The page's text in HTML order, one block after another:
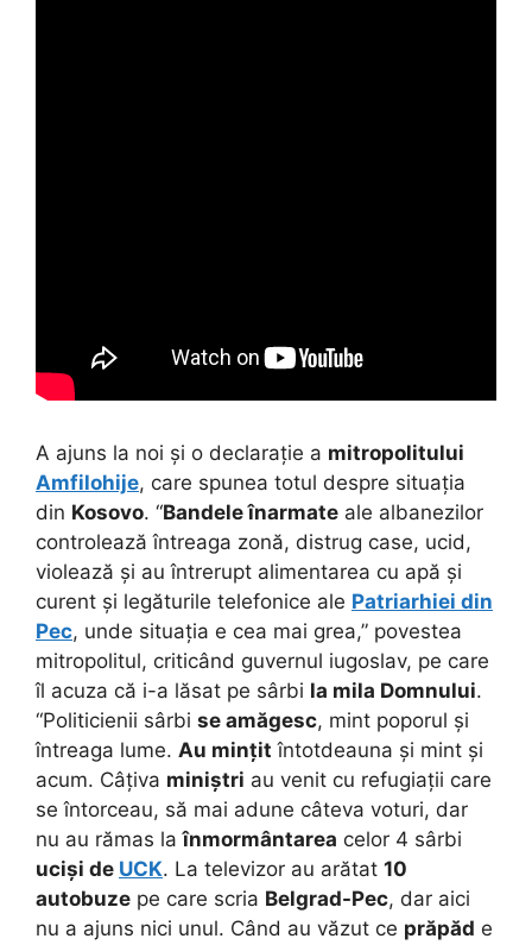
A ajuns la noi și o declarație a mitropolitului
Amfilohije, care spunea totul despre situația
din Kosovo. “Bandele înarmate ale albanezilor
controlează întreaga zonă, distrug case, ucid,
violează și au întrerupt alimentarea cu apă și
curent și legăturile telefonice ale Patriarhiei din
Pec, unde situația e cea mai grea,” povestea
mitropolitul, criticând guvernul iugoslav, pe care
îl acuza că i-a lăsat pe sârbi la mila Domnului.
“Politicienii sârbi se amăgesc, mint poporul și
întreaga lume. Au mințit întotdeauna și mint și
acum. Câțiva miniștri au venit cu refugiații care
se întorceau, să mai adune câteva voturi, dar
nu au rămas laînmormântarea celor 4 sârbi
uciși de UCK. La televizor au arătat 10
autobuze pe care scria Belgrad-Pec, dar aici
nu a ajuns nici unul. Când au văzut ce prăpăd e